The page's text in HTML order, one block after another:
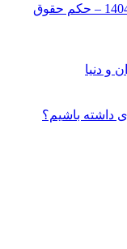
مقایسه درآمد معلم و پزشک در سال 1404 – حکم حقوق
و دنیا
داشته باشیم؟